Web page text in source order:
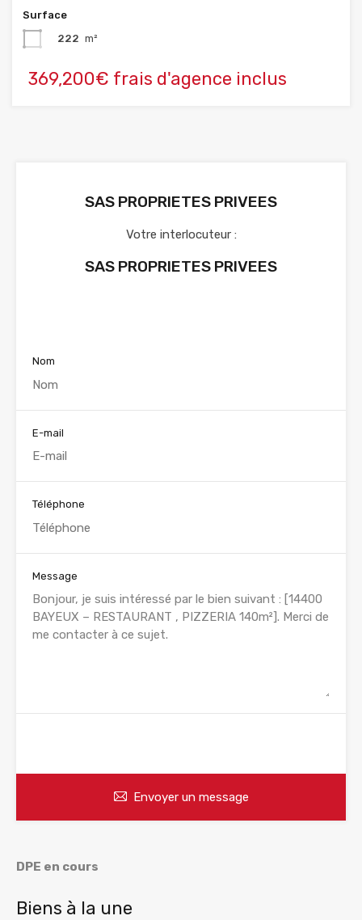
Surface
222 m²
369,200€ frais d'agence inclus
SAS PROPRIETES PRIVEES
Votre interlocuteur :
SAS PROPRIETES PRIVEES
Nom
E-mail
Téléphone
Message
Envoyer un message
DPE en cours
Biens à la une